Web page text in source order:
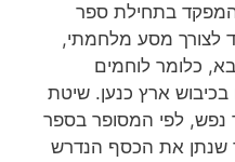
בתחילת ספר
לצורך מסע מלחמתי,
כלומר לוחמים
בכיבוש ארץ כנען. שיטת
נפש, לפי המסופר בספר
שנתן את הכסף הנדרש